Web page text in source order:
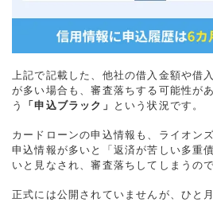
上記で記載した、他社の借入金額や借
が多い場合も、審査落ちする可能性が
う
「申込ブラック」 という状況です。
カードローンの申込情報も、ライオン
申込情報が多いと「返済が苦しい多重
いと見なされ、審査落ちしてしまうので
正式には公開されていませんが、ひと